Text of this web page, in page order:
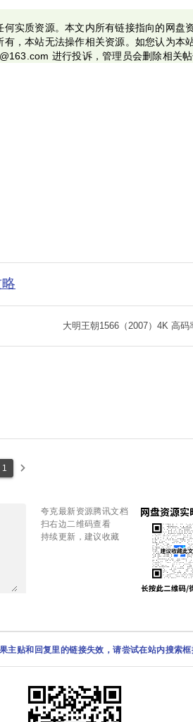
实质资源。本文内所有链接指向的网盘
，本站无法操作相关资源。如您认为本
进行投诉，管理员会删除相关帖
大明王朝1566（2007）4K 高码
1 keyboard_arrow_right
夸克最新资源腾讯文档
扫右边二维码查看
持续更新，建议收藏
主贴和回复里的链接失效，请尝试在站内搜索框